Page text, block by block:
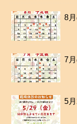
8
7
5